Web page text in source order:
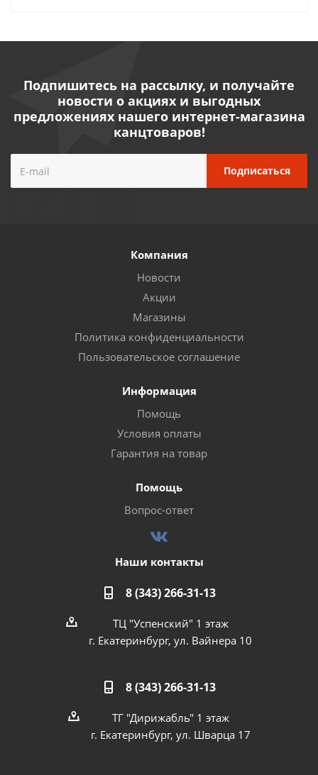
Подпишитесь на рассылку, и получайте
новости о акциях и выгодных
предложениях нашего интернет-магазина
канцтоваров!
Компания
Новости
Акции
Магазины
Политика конфиденциальности
Пользовательское соглашение
Информация
Помощь
Условия оплаты
Гарантия на товар
Помощь
Вопрос-ответ
Наши контакты
8 (343) 266-31-13
ТЦ "Успенский" 1 этаж
г. Екатеринбург, ул. Вайнера 10
8 (343) 266-31-13
ТГ "Дирижабль" 1 этаж
г. Екатеринбург, ул. Шварца 17